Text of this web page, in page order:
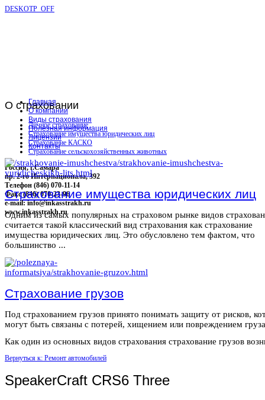
DESKOTP_OFF
О страховании
Личное страхование
Страхование имущества юридических лиц
Страхование КАСКО
Страхование сельскохозяйственных животных
Россия, г.Самара
пр. 2-го Интернационала, 392
Телефон (846) 070-11-14
Факс (846) 070-23-96
e-mail: info@inkasstrakh.ru
www.inkasstrakh.ru
Главная
О компании
Виды страхования
Полезная информация
Лицензии
Контакты
Страхование имущества юридических лиц
Одним из самых популярных на страховом рынке видов
считается такой классический вид страхования как страхование
имущества юридических лиц. Это обусловлено тем фактом, что
большинство ...
Страхование грузов
Под страхованием грузов принято понимать защиту от рисков,
могут быть связаны с потерей, хищением или повреждением
Как один из основных видов страхования страхование грузов
Вернуться к: Ремонт автомобилей
SpeakerCraft CRS6 Three